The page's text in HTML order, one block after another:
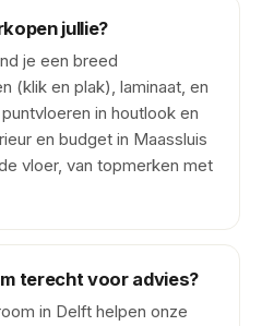
jullie?
je een breed
(klik en plak), laminaat, en
in houtlook en
en budget in Maassluis
vloer, van topmerken met
terecht voor advies?
in Delft helpen onze